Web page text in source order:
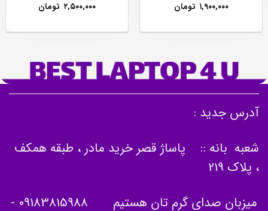
۱,۹۰۰,۰۰۰ تومان ۲,۵۰۰,۰۰۰ تومان
آدرس جدید :
شعبه بانه :: پاساژ قصر خرید مادر ، طبقه همکف
، پلاک 219
میزبان صدای گرم تان هستیم 09183815988
-